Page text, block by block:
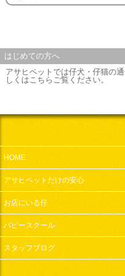
はじめての方へ
アサヒペットでは仔犬・仔猫の
しくはこちらご覧ください。
HOME
アサヒペットだけの安心
お店にいる仔
パピースクール
スタッフブログ